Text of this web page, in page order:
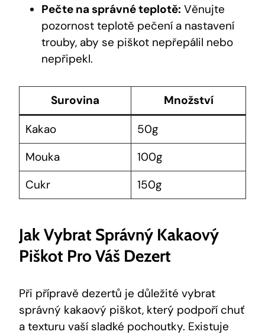
Pečte na správné teplotě: Věnujte
pozornost teplotě pečení a nastavení
trouby, aby se piškot nepřepálil nebo
nepřipekl.
Surovina
Množství
Kakao
50g
Mouka
100g
Cukr
150g
Jak Vybrat Správný Kakaový
Piškot Pro Váš Dezert
Při přípravě dezertů je důležité vybrat
správný kakaový piškot, který podpoří chuť
a texturu vaší sladké pochoutky. Existuje